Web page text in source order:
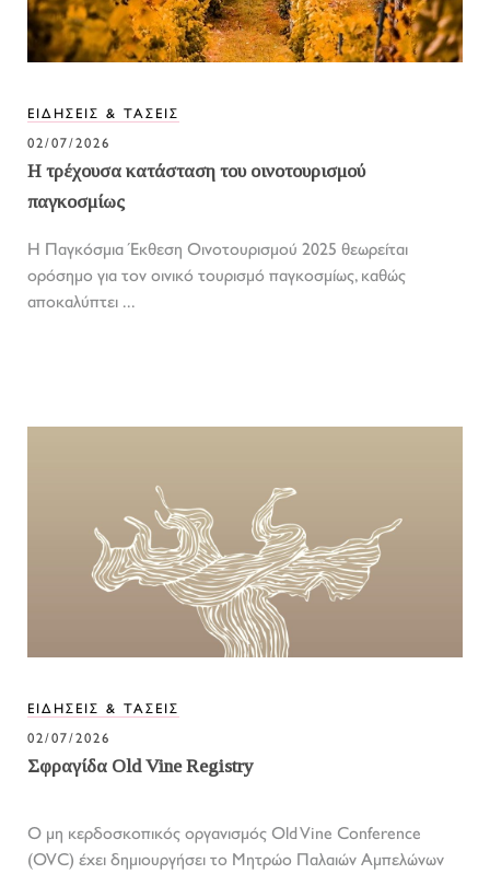
ΕΙΔΗΣΕΙΣ & ΤΑΣΕΙΣ
02/07/2026
Η τρέχουσα κατάσταση του οινοτουρισμού
παγκοσμίως
Η Παγκόσμια Έκθεση Οινοτουρισμού 2025 θεωρείται
ορόσημο για τον οινικό τουρισμό παγκοσμίως, καθώς
αποκαλύπτει ...
ΕΙΔΗΣΕΙΣ & ΤΑΣΕΙΣ
02/07/2026
Σφραγίδα Old Vine Registry
Ο μη κερδοσκοπικός οργανισμός Old Vine Conference
(OVC) έχει δημιουργήσει το Μητρώο Παλαιών Αμπελώνων